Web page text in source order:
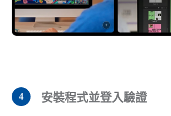
安裝程式並登入驗證